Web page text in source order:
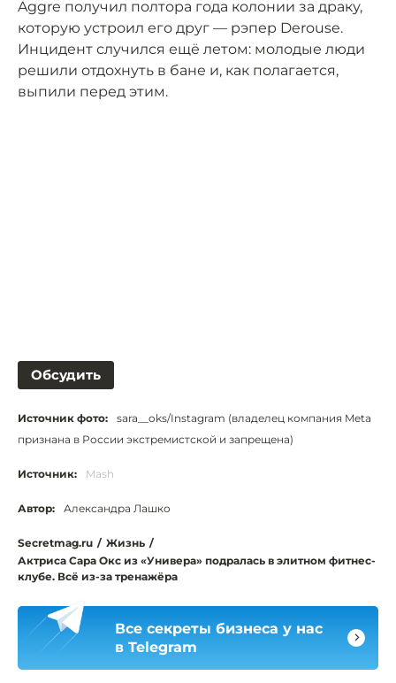
Aggre получил полтора года колонии за драку,
которую устроил его друг — рэпер Derouse.
Инцидент случился ещё летом: молодые люди
решили отдохнуть в бане и, как полагается,
выпили перед этим.
Обсудить
Источник фото:
sara__oks/Instagram (владелец компания Meta
признана в России экстремистской и запрещена)
Источник: Mash
Автор: Александра Лашко
Secretmag.ru / Жизнь /
Актриса Сара Окс из «Универа» подралась в элитном фитнес-
клубе. Всё из-за тренажёра
Все секреты бизнеса у нас
в Telegram